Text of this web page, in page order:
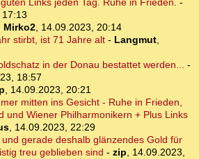
Links jeden Tag. Ruhe in Frieden. -
Mirko2, 14.09.2023, 20:14
stirbt, ist 71 Jahre alt- Langmut,
in der Donau bestattet werden... -
18:57
, 14.09.2023, 20:21
mitten ins Gesicht - Ruhe in Frieden,
und Wiener Philharmonikern + Plus Links
, 14.09.2023, 22:29
gerade deshalb glänzendes Gold für
treu geblieben sind - zip, 14.09.2023,